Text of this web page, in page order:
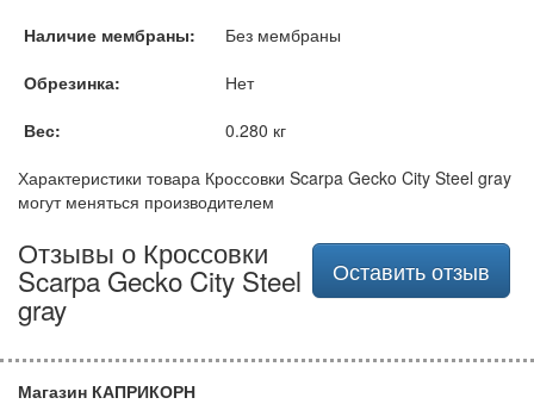
Наличие мембраны:
Без мембраны
Обрезинка:
Нет
Вес:
0.280 кг
Характеристики товара Кроссовки Scarpa Gecko City Steel gray
могут меняться производителем
Оставить отзыв
Отзывы о Кроссовки
Scarpa Gecko City Steel
gray
Магазин КАПРИКОРН